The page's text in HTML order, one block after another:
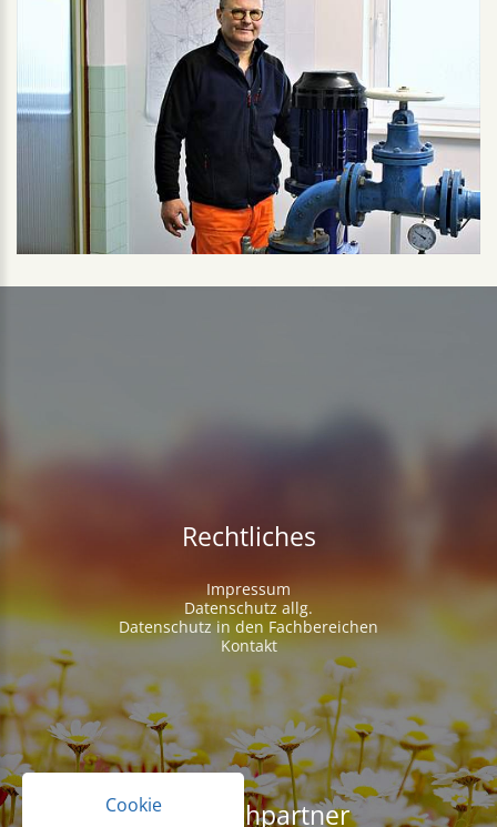
Rechtliches
Impressum
Datenschutz allg.
Datenschutz in den Fachbereichen
Kontakt
Ansprechpartner
Cookie